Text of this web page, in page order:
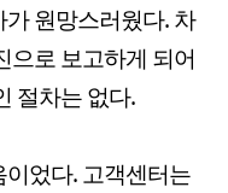
원망스러웠다. 차
으로 보고하게 되어
절차는 없다.
었다. 고객센터는